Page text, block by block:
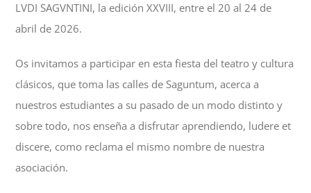
LVDI SAGVNTINI, la edición XXVIII, entre el 20 al 24 de
abril de 2026.
Os invitamos a participar en esta fiesta del teatro y cultura
clásicos, que toma las calles de Saguntum, acerca a
nuestros estudiantes a su pasado de un modo distinto y
sobre todo, nos enseña a disfrutar aprendiendo, ludere et
discere, como reclama el mismo nombre de nuestra
asociación.